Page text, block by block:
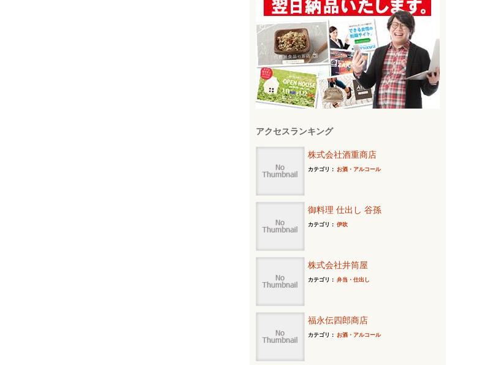
アクセスランキング
株式会社酒重商店
カテゴリ： お酒・アルコール
御料理 仕出し 谷孫
カテゴリ： 伊吹
株式会社井筒屋
カテゴリ： 弁当・仕出し
福永伝四郎商店
カテゴリ： お酒・アルコール